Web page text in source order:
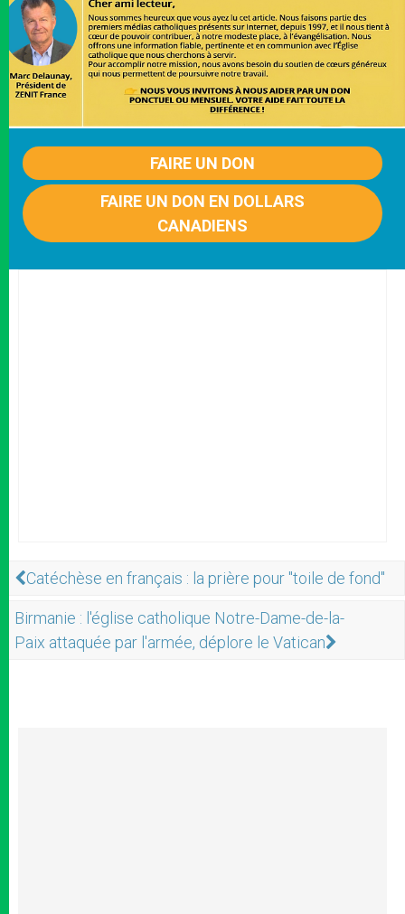
FAIRE UN DON
FAIRE UN DON EN DOLLARS
CANADIENS
Catéchèse en français : la prière pour "toile de fond"
Birmanie : l'église catholique Notre-Dame-de-la-
Paix attaquée par l'armée, déplore le Vatican